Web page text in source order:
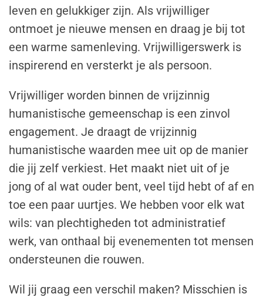
leven en gelukkiger zijn. Als vrijwilliger
ontmoet je nieuwe mensen en draag je bij tot
een warme samenleving. Vrijwilligerswerk is
inspirerend en versterkt je als persoon.
Vrijwilliger worden binnen de vrijzinnig
humanistische gemeenschap is een zinvol
engagement. Je draagt de vrijzinnig
humanistische waarden mee uit op de manier
die jij zelf verkiest. Het maakt niet uit of je
jong of al wat ouder bent, veel tijd hebt of af en
toe een paar uurtjes. We hebben voor elk wat
wils: van plechtigheden tot administratief
werk, van onthaal bij evenementen tot mensen
ondersteunen die rouwen.
Wil jij graag een verschil maken? Misschien is